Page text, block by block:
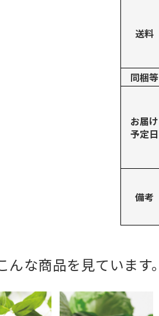
送料
同梱等
お届け
予定日
備考
な商品を見ています。